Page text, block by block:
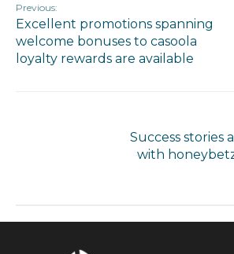
Previous:
Excellent promotions spanning
welcome bonuses to casoola
loyalty rewards are available
Success stories
with